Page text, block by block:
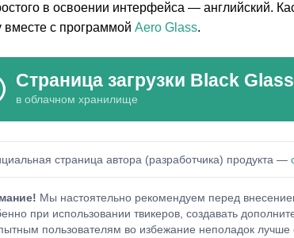
в освоении интерфейса — английский.
вместе с программой Aero Glass.
Страница загрузки Black
в облачном хранилище
страница автора (разработчика) продукта —
Мы настоятельно рекомендуем перед
при использовании твикеров, создавать
пользователям во избежание неполадок лучше